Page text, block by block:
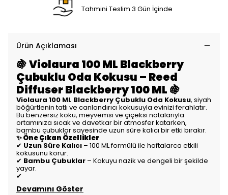
Tahmini Teslim 3 Gün İçinde
Ürün Açıklaması
🍇 Violaura 100 ML Blackberry
Çubuklu Oda Kokusu – Reed
Diffuser Blackberry 100 ML 🍇
Violaura 100 ML Blackberry Çubuklu Oda Kokusu, siyah
böğürtlenin tatlı ve canlandırıcı kokusuyla evinizi ferahlatır.
Bu benzersiz koku, meyvemsi ve çiçeksi notalarıyla
ortamınıza sıcak ve davetkar bir atmosfer katarken,
bambu çubuklar sayesinde uzun süre kalıcı bir etki bırakır.
✨ Öne Çıkan Özellikler
✔ Uzun Süre Kalıcı – 100 ML formülü ile haftalarca etkili
kokusunu korur.
✔ Bambu Çubuklar – Kokuyu nazik ve dengeli bir şekilde
yayar.
✔
Devamını Göster